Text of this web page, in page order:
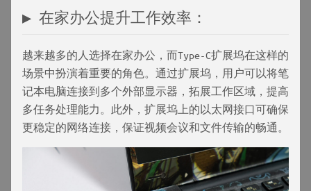
▶ 在家办公提升工作效率：
越来越多的人选择在家办公，而Type-C扩展坞在这样的
场景中扮演着重要的角色。通过扩展坞，用户可以将笔
记本电脑连接到多个外部显示器，拓展工作区域，提高
多任务处理能力。此外，扩展坞上的以太网接口可确保
更稳定的网络连接，保证视频会议和文件传输的畅通。